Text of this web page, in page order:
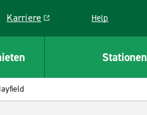
Karriere
Link opens in a new window
Help
Stationen